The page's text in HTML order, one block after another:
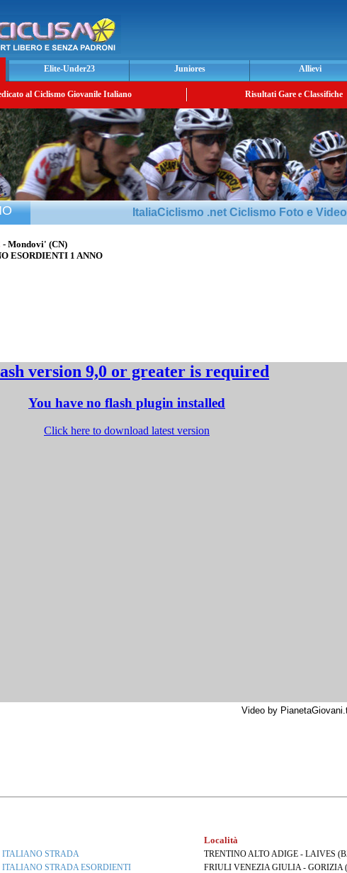
Elite-Under23 Juniores Allievi
al Ciclismo Giovanile Italiano Risultati Gare e Classifiche
ItaliaCiclismo .net Ciclismo Foto e Video
- Mondovi' (CN)
ESORDIENTI 1 ANNO
Video by
Località
STRADA
TRENTINO ALTO ADIGE - LAIVES
STRADA ESORDIENTI
FRIULI VENEZIA GIULIA - GORIZIA